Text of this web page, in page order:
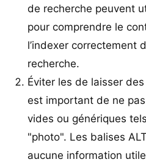
de recherche peuvent
pour comprendre le
l’indexer correctement
recherche.
Éviter les de laisser
est important de ne
vides ou génériques
"photo". Les balises
aucune information